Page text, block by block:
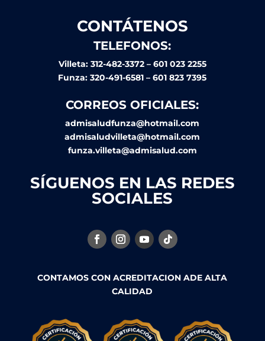
CONTÁTENOS
TELEFONOS:
Villeta: 312-482-3372 – 601 023 2255
Funza: 320-491-6581 – 601 823 7395
CORREOS OFICIALES:
admisaludfunza@hotmail.com
admisaludvilleta@hotmail.com
funza.villeta@admisalud.com
SÍGUENOS EN LAS REDES
SOCIALES
CONTAMOS CON ACREDITACION ADE ALTA
CALIDAD